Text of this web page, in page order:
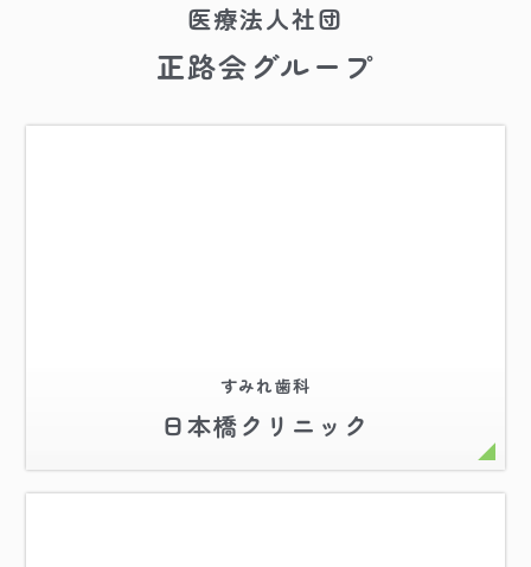
医療法人社団
正路会グループ
すみれ歯科
日本橋クリニック